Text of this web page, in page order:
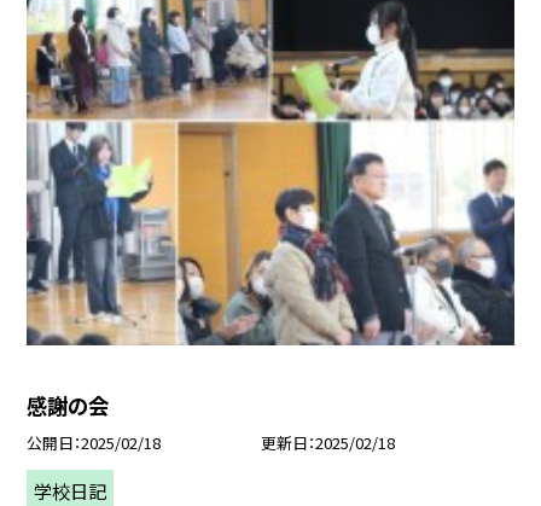
感謝の会
公開日 2025/02/18 更新日 2025/02/18
学校日記